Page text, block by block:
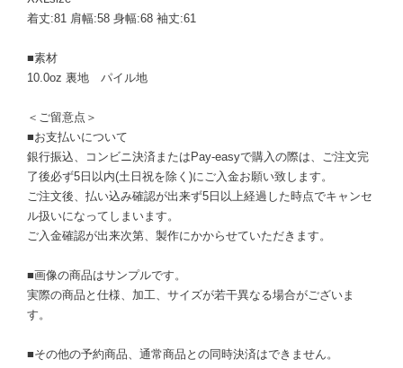
着丈:81 肩幅:58 身幅:68 袖丈:61
■素材
10.0oz 裏地 パイル地
＜ご留意点＞
■お支払いについて
銀行振込、コンビニ決済またはPay-easyで購入の際は、ご注文完
了後必ず5日以内(土日祝を除く)にご入金お願い致します。
ご注文後、払い込み確認が出来ず5日以上経過した時点でキャンセ
ル扱いになってしまいます。
ご入金確認が出来次第、製作にかからせていただきます。
■画像の商品はサンプルです。
実際の商品と仕様、加工、サイズが若干異なる場合がございま
す。
■その他の予約商品、通常商品との同時決済はできません。